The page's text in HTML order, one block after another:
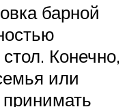
барной
Конечно,
или